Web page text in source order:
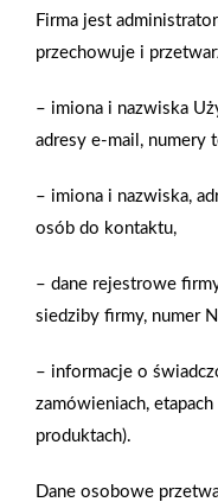
naszej łazience znajdzie
Między nami –
przyjaznych relacji
początku zadbamy, by
Często ich przyczyny
ogrodzenia.
Firma jest
przechowuje i
– imiona i nazwiska
adresy e-mail, numery
– imiona i nazwiska,
osób do kontaktu,
– dane rejestrowe
siedziby firmy, numer
– informacje o
zamówieniach,
produktach).
Dane osobowe